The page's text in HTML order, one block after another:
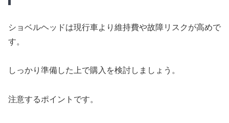
ショベルヘッドは現行車より維持費や故障リスクが高めで
す。
しっかり準備した上で購入を検討しましょう。
注意するポイントです。